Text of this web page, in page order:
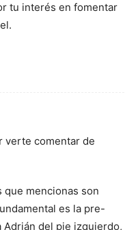
tu interés en fomentar
verte comentar de
que mencionas son
es la pre-
del pie izquierdo,